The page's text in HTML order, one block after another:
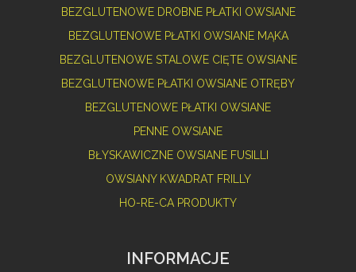
BEZGLUTENOWE DROBNE PŁATKI OWSIANE
BEZGLUTENOWE PŁATKI OWSIANE MĄKA
BEZGLUTENOWE STALOWE CIĘTE OWSIANE
BEZGLUTENOWE PŁATKI OWSIANE OTRĘBY
BEZGLUTENOWE PŁATKI OWSIANE
PENNE OWSIANE
BŁYSKAWICZNE OWSIANE FUSILLI
OWSIANY KWADRAT FRILLY
HO-RE-CA PRODUKTY
INFORMACJE